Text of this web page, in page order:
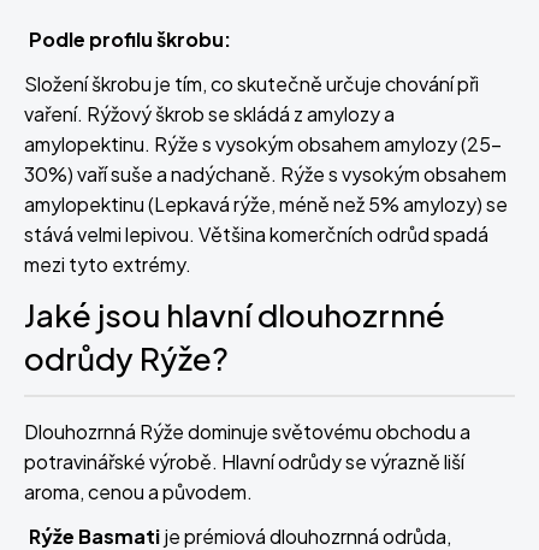
Podle profilu škrobu:
Složení škrobu je tím, co skutečně určuje chování při
vaření. Rýžový škrob se skládá z amylozy a
amylopektinu. Rýže s vysokým obsahem amylozy (25-
30%) vaří suše a nadýchaně. Rýže s vysokým obsahem
amylopektinu (Lepkavá rýže, méně než 5% amylozy) se
stává velmi lepivou. Většina komerčních odrůd spadá
mezi tyto extrémy.
Jaké jsou hlavní dlouhozrnné
odrůdy Rýže?
Dlouhozrnná Rýže dominuje světovému obchodu a
potravinářské výrobě. Hlavní odrůdy se výrazně liší
aroma, cenou a původem.
Rýže Basmatije prémiová dlouhozrnná odrůda,